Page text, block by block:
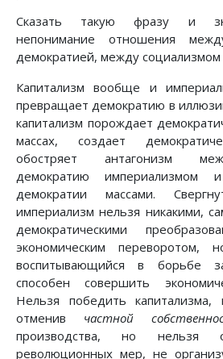
Сказать такую фразу и
непонимание отношения
демократией, между
Капитализм вообще и
превращает демократию в
капитализм порождает
массах, создает
обостряет антагонизм
демократию империализмом
демократии массами.
империализм нельзя никакими,
демократическими
экономическим переворотом,
воспитывающийся в борьбе
способен совершить
Нельзя победить капитализма,
отменив частной
производства, но нельзя
революционных мер, не